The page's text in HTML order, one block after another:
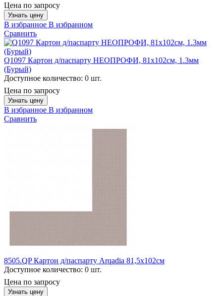
Цена по запросу
Узнать цену
В избранное В избранном
Сравнить
Q1097 Картон д/паспарту НЕОПРОФИ, 81x102см, 1.3мм
(Бурый)
Доступное количество: 0 шт.
Цена по запросу
Узнать цену
В избранное В избранном
Сравнить
8505.QP Картон д/паспарту Arqadia 81,5х102см
Доступное количество: 0 шт.
Цена по запросу
Узнать цену